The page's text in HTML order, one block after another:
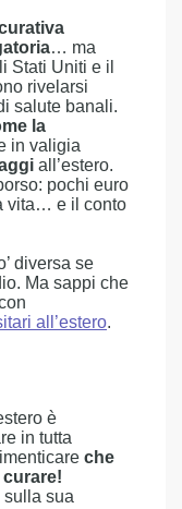
… ma
Stati Uniti e il
rivelarsi
salute banali.
la
in valigia
all’estero.
pochi euro
vita… e il conto
diversa se
Ma sappi che
all’estero.
è
in tutta
che
sulla sua